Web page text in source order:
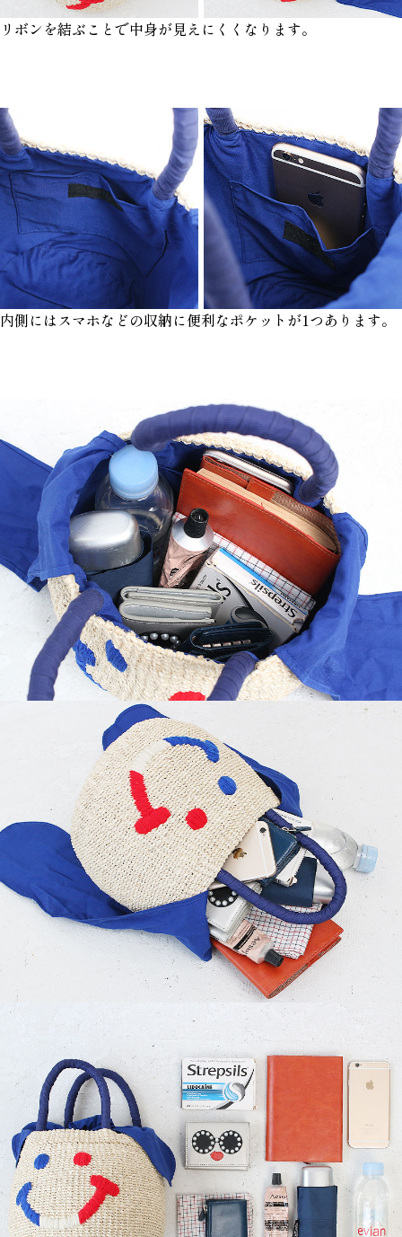
リボンを結ぶことで中身が見えにくくなります。
内側にはスマホなどの収納に便利なポケットが1つあります。